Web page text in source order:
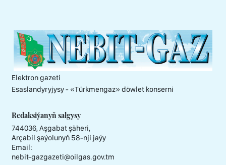
Elektron gazeti
Esaslandyryjysy - «Тürkmengaz» döwlet konserni
Redaksiýanyň salgysy
744036, Aşgabat şäheri,
Arçabil şaýolunyň 58-nji jaýy
Email:
nebit-gazgazeti@oilgas.gov.tm